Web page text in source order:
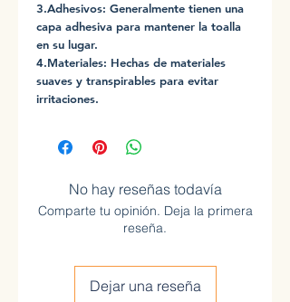
3.Adhesivos: Generalmente tienen una
capa adhesiva para mantener la toalla
en su lugar.
4.Materiales: Hechas de materiales
suaves y transpirables para evitar
irritaciones.
No hay reseñas todavía
Comparte tu opinión. Deja la primera
reseña.
Dejar una reseña